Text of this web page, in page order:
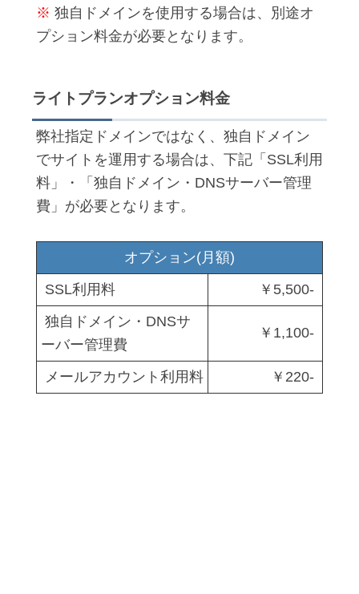
※ 独自ドメインを使用する場合は、別途オ
プション料金が必要となります。
ライトプランオプション料金
弊社指定ドメインではなく、独自ドメイン
でサイトを運用する場合は、下記「SSL利用
料」・「独自ドメイン・DNSサーバー管理
費」が必要となります。
オプション(月額)
SSL利用料
￥5,500-
独自ドメイン・DNSサ
ーバー管理費
￥1,100-
メールアカウント利用料 ￥220-